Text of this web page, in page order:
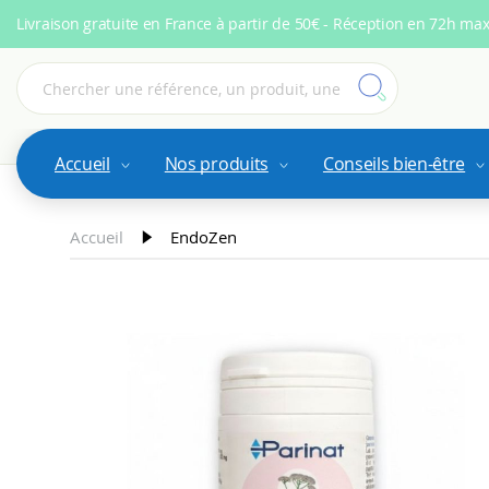
Livraison gratuite en France à partir de 50€ - Réception en 72h
Accueil Nos produits Conseils bien-être
Accueil EndoZen